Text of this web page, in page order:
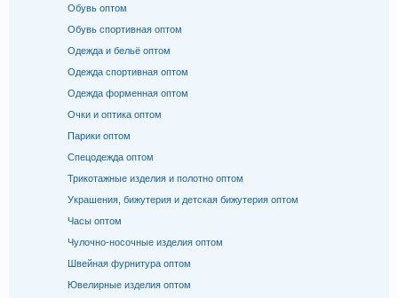
Обувь оптом
Обувь спортивная оптом
Одежда и бельё оптом
Одежда спортивная оптом
Одежда форменная оптом
Очки и оптика оптом
Парики оптом
Спецодежда оптом
Трикотажные изделия и полотно оптом
Украшения, бижутерия и детская бижутерия оптом
Часы оптом
Чулочно-носочные изделия оптом
Швейная фурнитура оптом
Ювелирные изделия оптом